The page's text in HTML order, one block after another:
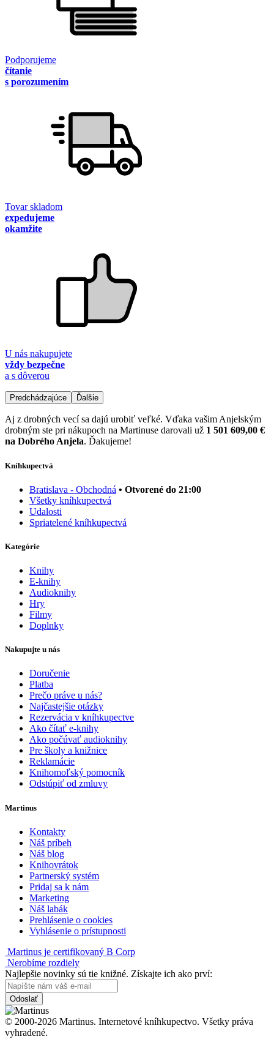
Podporujeme
čítanie
s porozumením
Tovar skladom
expedujeme
okamžite
U nás nakupujete
vždy bezpečne
a s dôverou
Predchádzajúce Ďalšie
Aj z drobných vecí sa dajú urobiť veľké. Vďaka vašim Anjelským
drobným ste pri nákupoch na Martinuse darovali už 1 501 609,00 €
na Dobrého Anjela. Ďakujeme!
Kníhkupectvá
Bratislava - Obchodná • Otvorené do 21:00
Všetky kníhkupectvá
Udalosti
Spriatelené kníhkupectvá
Kategórie
Knihy
E-knihy
Audioknihy
Hry
Filmy
Doplnky
Nakupujte u nás
Doručenie
Platba
Prečo práve u nás?
Najčastejšie otázky
Rezervácia v kníhkupectve
Ako čítať e-knihy
Ako počúvať audioknihy
Pre školy a knižnice
Reklamácie
Knihomoľský pomocník
Odstúpiť od zmluvy
Martinus
Kontakty
Náš príbeh
Náš blog
Knihovrátok
Partnerský systém
Pridaj sa k nám
Marketing
Náš labák
Prehlásenie o cookies
Vyhlásenie o prístupnosti
Martinus je certifikovaný B Corp
Nerobíme rozdiely
Najlepšie novinky sú tie knižné. Získajte ich ako prví:
Odoslať
© 2000-2026 Martinus. Internetové kníhkupectvo. Všetky práva
vyhradené.